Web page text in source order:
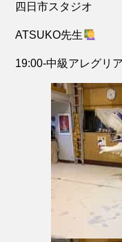
四日市スタジオ
ATSUKO先生
19:00-中級アレグリ